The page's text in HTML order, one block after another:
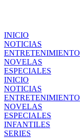
INICIO
NOTICIAS
ENTRETENIMIENTO
NOVELAS
ESPECIALES
INICIO
NOTICIAS
ENTRETENIMIENTO
NOVELAS
ESPECIALES
INFANTILES
SERIES